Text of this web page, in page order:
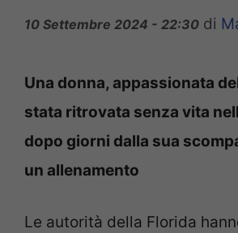
10 Settembre 2024 - 22:30 di
Una donna, appassionata
stata ritrovata senza vita
dopo giorni dalla sua
un allenamento
Le autorità della Florida